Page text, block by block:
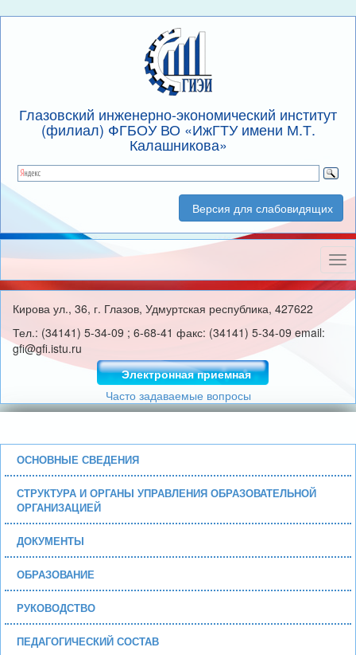
Глазовский инженерно-экономический институт
(филиал) ФГБОУ ВО «ИжГТУ имени М.Т.
Калашникова»
Версия для слабовидящих
Кирова ул., 36, г. Глазов, Удмуртская республика, 427622
Тел.: (34141) 5-34-09 ; 6-68-41 факс: (34141) 5-34-09 email:
gfi@gfi.istu.ru
Электронная приемная
Часто задаваемые вопросы
ОСНОВНЫЕ СВЕДЕНИЯ
СТРУКТУРА И ОРГАНЫ УПРАВЛЕНИЯ ОБРАЗОВАТЕЛЬНОЙ
ОРГАНИЗАЦИЕЙ
ДОКУМЕНТЫ
ОБРАЗОВАНИЕ
РУКОВОДСТВО
ПЕДАГОГИЧЕСКИЙ СОСТАВ